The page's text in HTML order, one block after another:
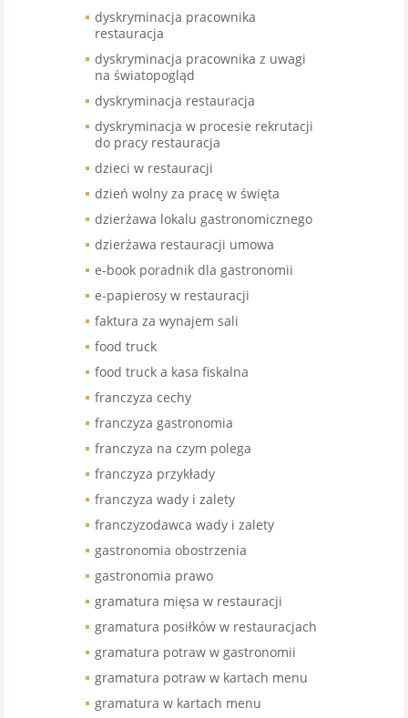
dyskryminacja pracownika
restauracja
dyskryminacja pracownika z uwagi
na światopogląd
dyskryminacja restauracja
dyskryminacja w procesie rekrutacji
do pracy restauracja
dzieci w restauracji
dzień wolny za pracę w święta
dzierżawa lokalu gastronomicznego
dzierżawa restauracji umowa
e-book poradnik dla gastronomii
e-papierosy w restauracji
faktura za wynajem sali
food truck
food truck a kasa fiskalna
franczyza cechy
franczyza gastronomia
franczyza na czym polega
franczyza przykłady
franczyza wady i zalety
franczyzodawca wady i zalety
gastronomia obostrzenia
gastronomia prawo
gramatura mięsa w restauracji
gramatura posiłków w restauracjach
gramatura potraw w gastronomii
gramatura potraw w kartach menu
gramatura w kartach menu